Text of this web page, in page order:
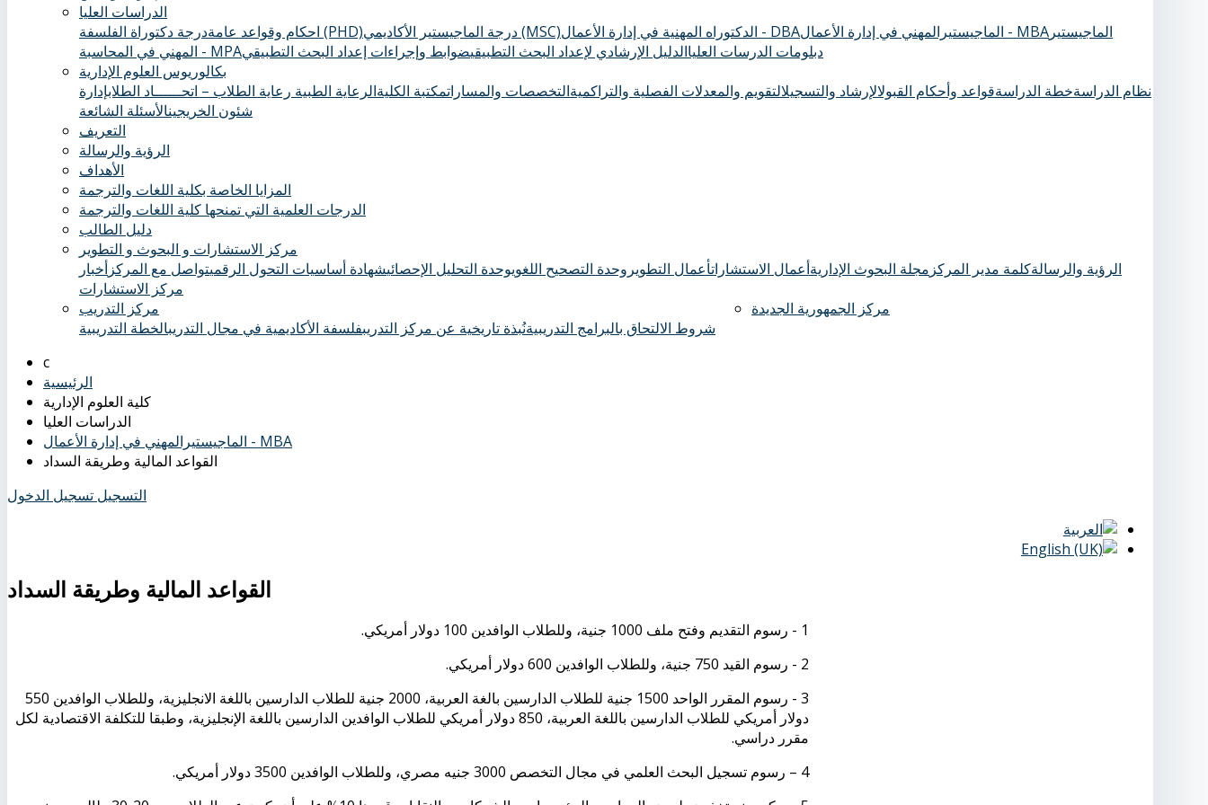
الدراسات العليا
احكام وقواعد عامة درجة دكتوراة الفلسفة (PHD) درجة الماجيستير الأكاديمي (MSC) الدكتوراه المهنية في إدارة الأعمال - DBA الماجيستيرالمهني في إدارة الأعمال - MBA الماجيستير
المهني في المحاسبة - MPA
دبلومات الدرسات العلياالدليل الإرشادي لإعداد البحث التطبيقيضوابط وإجراءات إعداد البحث التطبيقي
بكالوريوس العلوم الإدارية
نظام الدراسةخطة الدراسةقواعد وأحكام القبولالإرشاد والتسجيلالتقويم والمعدلات الفصلية والتراكميةالتخصصات والمساراتمكتبة الكليةالرعاية الطبية ‏ رعاية الطلاب – اتحــــــاد الطلابإدارة
شئون الخريجينالأسئلة الشائعة
التعريف
الرؤية والرسالة
الأهداف
المزايا الخاصة بكلية اللغات والترجمة
الدرجات العلمية التي تمنحها كلية اللغات والترجمة
دليل الطالب
مركز الاستشارات و البحوث و التطوير
الرؤية والرسالةكلمة مدير المركز مجلة البحوث الإداريةأعمال الاستشاراتأعمال التطوير وحدة التصحيح اللغويوحدة التحليل الإحصائيشهادة أساسيات التحول الرقميتواصل مع المركزأخبار
مركز الاستشارات
مركز التدريب
شروط الالتحاق بالبرامج التدريبيةنُبذة تاريخية عن مركز التدريبفلسفة الأكاديمية في مجال التدريبالخطة التدريبية
مركز الجمهورية الجديدة
الرئيسية
الماجيستيرالمهني في إدارة الأعمال - MBA
القواعد المالية وطريقة السداد
التسجيل تسجيل الدخول
القواعد المالية وطريقة السداد
1 - رسوم التقديم وفتح ملف 1000 جنية، وللطلاب الوافدين 100 دولار أمريكي.
2 - رسوم القيد 750 جنية، وللطلاب الوافدين 600 دولار أمريكي.
3 - رسوم المقرر الواحد 1500 جنية للطلاب الدارسين بالغة العربية، 2000 جنية للطلاب الدارسين باللغة الانجليزية، وللطلاب الوافدين 550
دولار
أمريكي للطلاب الدارسين باللغة العربية، 850 دولار أمريكي للطلاب الوافدين الدارسين باللغة الإنجليزية، وطبقا للتكلفة الاقتصادية لكل
مقرر دراسي.
4 – رسوم تسجيل البحث العلمي في مجال التخصص 3000 جنيه مصري، وللطلاب الوافدين 3500 دولار أمريكي.